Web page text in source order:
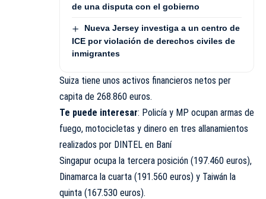
de una disputa con el gobierno
Nueva Jersey investiga a un centro de
ICE por violación de derechos civiles de
inmigrantes
Suiza tiene unos activos financieros netos per
capita de 268.860 euros.
Te puede interesar: Policía y MP ocupan armas de
fuego, motocicletas y dinero en tres allanamientos
realizados por DINTEL en Baní
Singapur ocupa la tercera posición (197.460 euros),
Dinamarca la cuarta (191.560 euros) y Taiwán la
quinta (167.530 euros).